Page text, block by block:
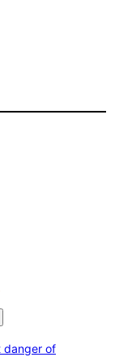
danger of